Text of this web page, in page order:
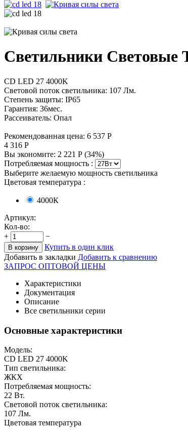
Cветильники Световые
CD LED 27 4000K
Световой поток светильника: 107 Лм.
Степень защиты: IP65
Гарантия: 36мес.
Рассеиватель: Опал
Рекомендованная цена: 6 537 Р
4 316 Р
Вы экономите: 2 221 Р (34%)
Потребляемая мощность :
Выберите желаемую мощность светильника
Цветовая температура :
4000К
Артикул:
Кол-во:
+
−
В корзину
Купить в один клик
Добавить в закладки Добавить к сравнению
ЗАПРОС ОПТОВОЙ ЦЕНЫ
Характеристики
Документация
Описание
Все светильники серии
Основные характеристики
Модель:
CD LED 27 4000K
Тип светильника:
ЖКХ
Потребляемая мощность:
22 Вт.
Световой поток светильника:
107 Лм.
Цветовая температура